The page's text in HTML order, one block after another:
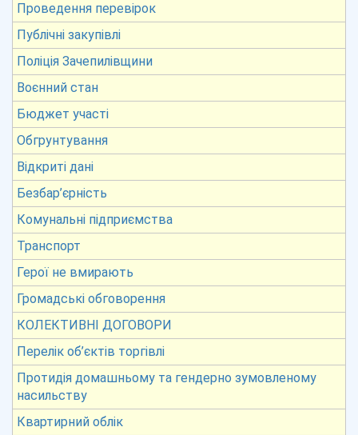
Проведення перевірок
Публічні закупівлі
Поліція Зачепилівщини
Воєнний стан
Бюджет участі
Обгрунтування
Відкриті дані
Безбар’єрність
Комунальні підприємства
Транспорт
Герої не вмирають
Громадські обговорення
КОЛЕКТИВНІ ДОГОВОРИ
Перелік об’єктів торгівлі
Протидія домашньому та гендерно зумовленому
насильству
Квартирний облік